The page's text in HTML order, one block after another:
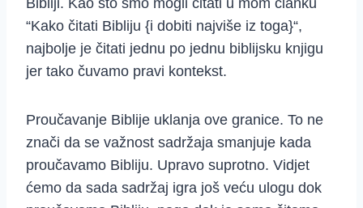
“Kako čitati Bibliju {i dobiti najviše iz toga}“,
najbolje je čitati jednu po jednu biblijsku knjigu
jer tako čuvamo pravi kontekst.
Proučavanje Biblije uklanja ove granice. To ne
znači da se važnost sadržaja smanjuje kada
proučavamo Bibliju. Upravo suprotno. Vidjet
ćemo da sada sadržaj igra još veću ulogu dok